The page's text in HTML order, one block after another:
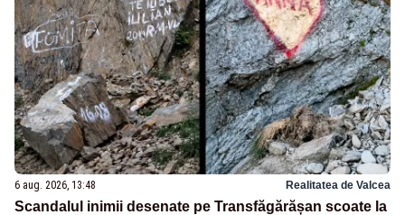
6 aug. 2026, 13:48 Realitatea de Valcea
Scandalul inimii desenate pe Transfăgărășan scoate la